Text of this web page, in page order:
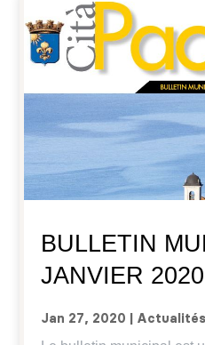
BULLETIN
JANVIER 2020
Jan 27, 2020 Actualités